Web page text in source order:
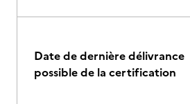
Date de dernière délivrance
possible de la certification